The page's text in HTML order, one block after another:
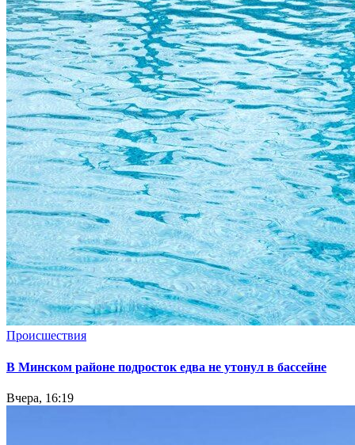
Происшествия
В Минском районе подросток едва не утонул в бассейне
Вчера, 16:19